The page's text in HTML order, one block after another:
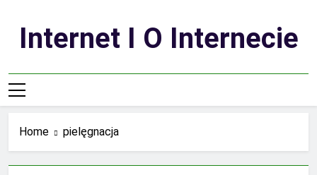
contentInternet I O Internecie
Home pielęgnacja